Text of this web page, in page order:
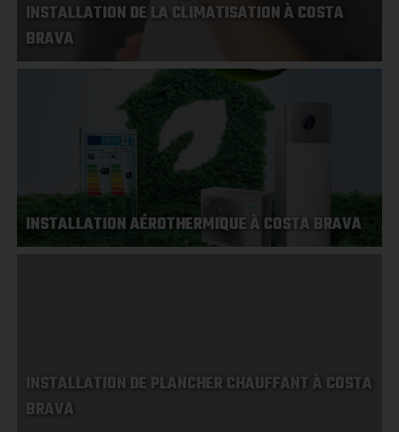
INSTALLATION DE LA CLIMATISATION À COSTA
BRAVA
INSTALLATION AÉROTHERMIQUE À COSTA BRAVA
INSTALLATION DE PLANCHER CHAUFFANT À COSTA
BRAVA